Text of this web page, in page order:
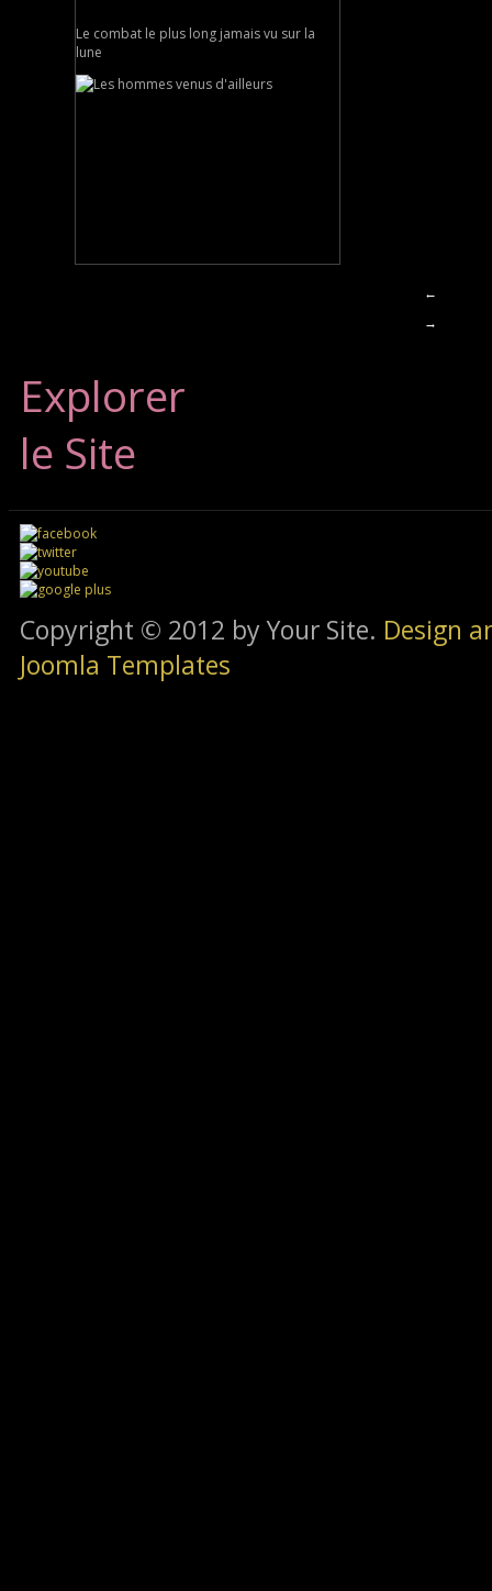
Le combat le plus long jamais vu sur la
lune
←
→
Explorer
le Site
Copyright © 2012 by Your Site. Design
Joomla Templates